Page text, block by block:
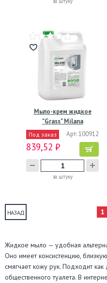
Мыло-крем жидкое
"Grass" Milana
Жемчужное,…
Под заказ Арт: 100912
839,52 ₽
за штуку
НАЗАД 1
Жидкое мыло — удобная
Оно имеет консистенцию,
смягчает кожу рук. Подходит
общественного туалета. В